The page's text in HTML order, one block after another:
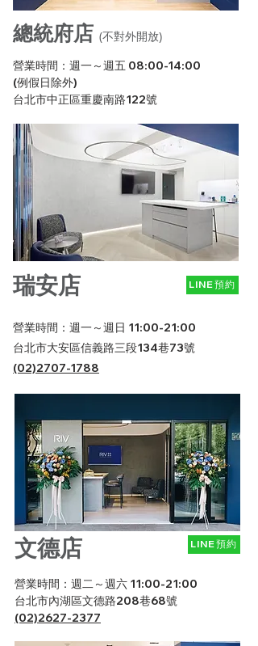
總統府店 (不對外開放)
營業時間：週一～週五 08:00-14:00
(例假日除外)
台北市中正區重慶南路122號
瑞安店 LINE預約
營業時間：週一～週日 11:00-21:00
台北市大安區信義路三段134巷73號
(02)2707-1788
文德店 LINE預約
營業時間：週二～週六 11:00-21:00
台北市內湖區文德路208巷68號
(02)2627-2377